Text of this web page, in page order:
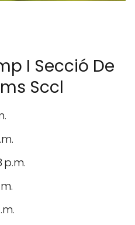
I Secció De
Sccl
p.m.